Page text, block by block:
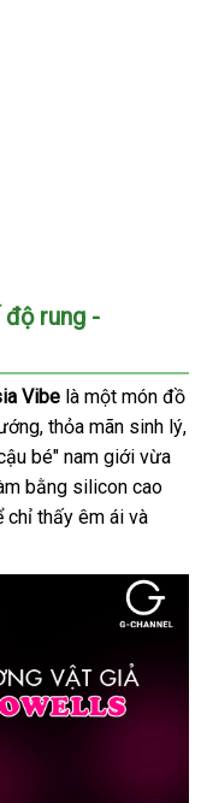
rung -
Vibe là một món đồ
showroom
, thỏa mãn sinh lý,
bé" nam giới vừa
bằng silicon cao
chỉ thấy êm ái nước
và